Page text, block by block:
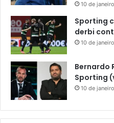
10 de
Sporting
derbi
10 de
Bernardo
Sporting
10 de